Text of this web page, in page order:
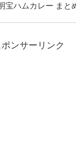
宝ハムカレー まと
ポンサーリンク